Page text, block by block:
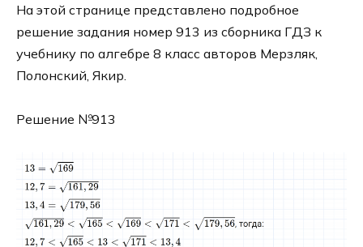
На этой странице представлено подробное
решение задания номер 913 из сборника ГДЗ к
учебнику по алгебре 8 класс авторов Мерзляк,
Полонский, Якир.
Решение №913